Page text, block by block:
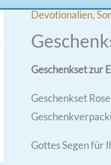
Devotionalien,
Geschenkset zur
Geschenkset
Gottes Segen für